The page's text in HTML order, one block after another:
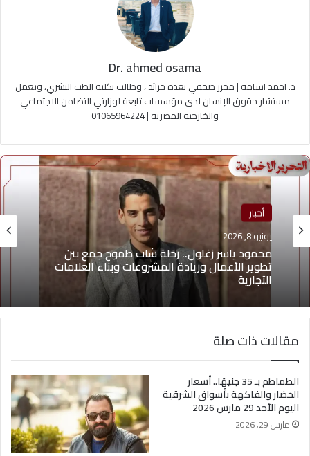
Dr. ahmed osama
د. احمد اسامه | محرر صحفي بعدة جرائد ، وطالب بكلية الطب البشري، ويعمل
مستشار حقوق الإنسان لدى مؤسسات تابعة لوزارتي التضامن الاجتماعي
والخارجية المصرية | 01065964224
أخبار
يونيو 8, 2026
محمود ياسر زغلول.. رحلة شاب طموح جمع بين
تطوير الأعمال وريادة المشروعات وبناء العلامات
التجارية
منوعات
يونيو 4, 2026
يوسف أيمن درويش.. عقلية بيعية شابة تقود التغيير
وتؤهل الشباب لسوق العمل2026
مقالات ذات صلة
الطماطم بـ 35 جنيهًا.. أسعار
الخضار والفاكهة بأسواق الشرقية
اليوم الأحد 29 مارس 2026
مارس 29, 2026